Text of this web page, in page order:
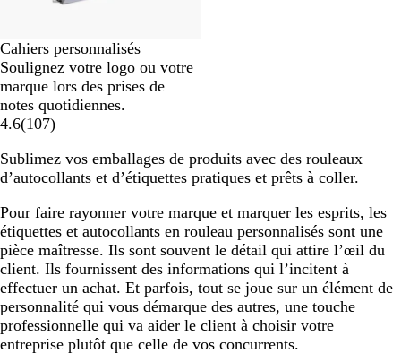
Cahiers personnalisés
Soulignez votre logo ou votre
marque lors des prises de
notes quotidiennes.
4.6(107)
Sublimez vos emballages de produits avec des rouleaux
d’autocollants et d’étiquettes pratiques et prêts à coller.
Pour faire rayonner votre marque et marquer les esprits, les
étiquettes et autocollants en rouleau personnalisés sont une
pièce maîtresse. Ils sont souvent le détail qui attire l’œil du
client. Ils fournissent des informations qui l’incitent à
effectuer un achat. Et parfois, tout se joue sur un élément de
personnalité qui vous démarque des autres, une touche
professionnelle qui va aider le client à choisir votre
entreprise plutôt que celle de vos concurrents.